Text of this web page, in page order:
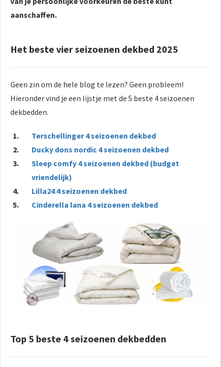
aanschaffen.
Het beste vier seizoenen dekbed 2025
Geen zin om de hele blog te lezen? Geen probleem!
Hieronder vind je een lijstje met de 5 beste 4 seizoenen
dekbedden.
Terschellinger 4 seizoenen dekbed
Ducky dons nordic 4 seizoenen dekbed
Sleep comfy 4 seizoenen dekbed (budget
vriendelijk)
Lilla24 4 seizoenen dekbed
Cinderella lana 4 seizoenen dekbed
Top 5 beste 4 seizoenen dekbedden